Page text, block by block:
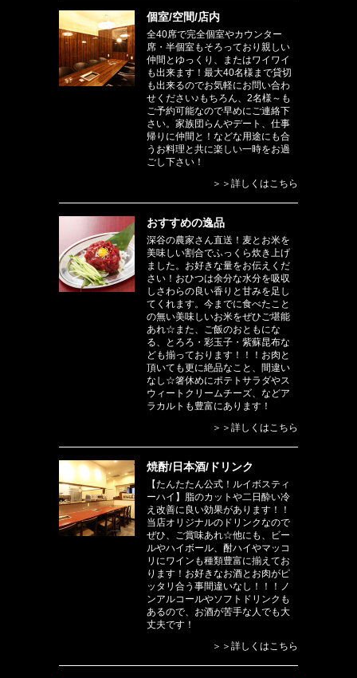
個室/空間/店内
全40席で完全個室やカウンター
席・半個室もそろっており親しい
仲間とゆっくり、またはワイワイ
も出来ます！最大40名様まで貸切
も出来るのでお気軽にお問い合わ
せください♪もちろん、2名様～も
ご予約可能なので早めにご連絡下
さい。家族団らんやデート、仕事
帰りに仲間と！などな用途にも合
うお料理と共に楽しい一時をお過
ごし下さい！
＞＞詳しくはこちら
おすすめの逸品
深谷の農家さん直送！麦とお米を
美味しい割合でふっくら炊き上げ
ました。お好きな量をお伝えくだ
さい！おひつは余分な水分を吸収
しさわらの良い香りと甘みを足し
てくれます。今までに食べたこと
の無い美味しいお米をぜひご堪能
あれ☆また、ご飯のおともにな
る、とろろ・彩玉子・紫蘇昆布な
ども揃っております！！！お肉と
頂いても更に絶品なこと、間違い
なし☆箸休めにポテトサラダやス
ウィートクリームチーズ、などア
ラカルトも豊富にあります！
＞＞詳しくはこちら
焼酎/日本酒/ドリンク
【たんたたん公式！ルイボスティ
ーハイ】脂のカットや二日酔い冷
え改善に良い効果があります！！
当店オリジナルのドリンクなので
ぜひ、ご賞味あれ☆他にも、ビー
ルやハイボール、酎ハイやマッコ
リにワインも種類豊富に揃えてお
ります！お好きなお酒とお肉がピ
ッタリ合う事間違いなし！！！ノ
ンアルコールやソフトドリンクも
あるので、お酒が苦手な人でも大
丈夫です！
＞＞詳しくはこちら